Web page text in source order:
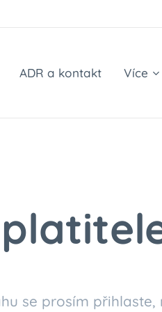
ADR a kontakt Více
se prosím přihlaste,